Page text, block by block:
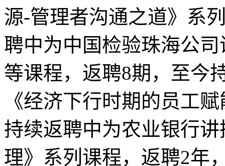
源-管理者沟通之道》系
聘中为中国检验珠海公
等课程，返聘8期，至今
《经济下行时期的员工
持续返聘中为农业银行
理》系列课程，返聘2年